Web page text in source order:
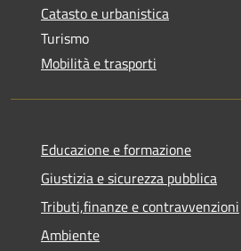
Catasto e urbanistica
Turismo
Mobilità e trasporti
Educazione e formazione
Giustizia e sicurezza pubblica
Tributi,finanze e contravvenzioni
Ambiente